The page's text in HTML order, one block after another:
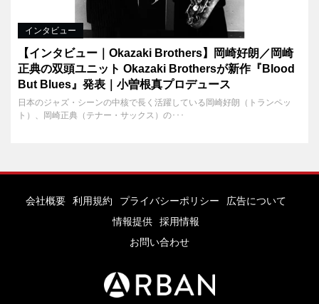
インタビュー
【インタビュー｜Okazaki Brothers】岡崎好朗／岡崎
正典の双頭ユニット Okazaki Brothersが新作『Blood
But Blues』発表｜小曽根真プロデュース
日本のジャズ・シーンの中核で長く活躍している岡崎好朗（トランペッ
ト）、岡崎正典（テナー・サックス）の･･･
会社概要 利用規約 プライバシーポリシー
広告について
情報提供
採用情報
お問い合わせ